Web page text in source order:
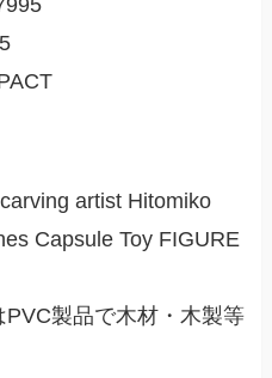
artist Hitomiko
Capsule Toy FIGURE
製品で木材・木製等